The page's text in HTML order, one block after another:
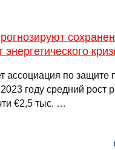
ассоциация по защите
году средний рост
€2,5 тыс. …